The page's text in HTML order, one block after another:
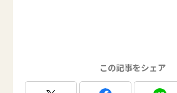
この記事をシェア